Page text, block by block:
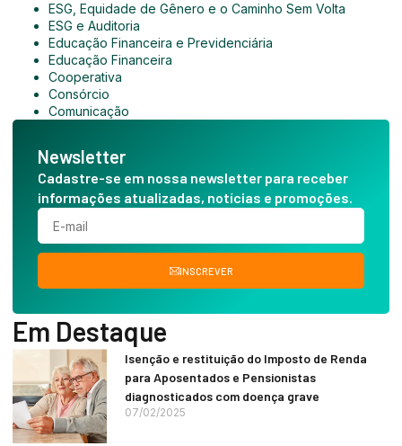
ESG, Equidade de Gênero e o Caminho Sem Volta
ESG e Auditoria
Educação Financeira e Previdenciária
Educação Financeira
Cooperativa
Consórcio
Comunicação
Newsletter
Cadastre-se em nossa newsletter para receber
informações atualizadas, notícias e promoções.
INSCREVER
Em Destaque
Isenção e restituição do Imposto de Renda
para Aposentados e Pensionistas
diagnosticados com doença grave
07/02/2025